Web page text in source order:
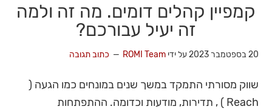
קמפיין קהלים דומים. מה זה ולמה
זה יעיל עבורכם?
20 בספטמבר 2023 על ידיROMI Team כתוב תגובה
שווק מסורתי התמקד במשך שנים במונחים כמו הגעה (
Reach ) , תדירות, מודעות וכדומה. ההתפתחות